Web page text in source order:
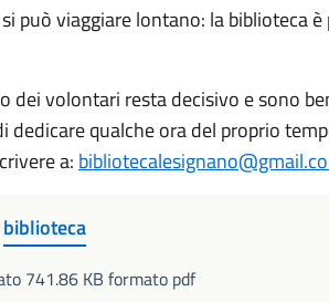
può viaggiare lontano: la biblioteca
dei volontari resta decisivo e sono
dedicare qualche ora del proprio
a:
biblioteca
741.86 KB formato pdf